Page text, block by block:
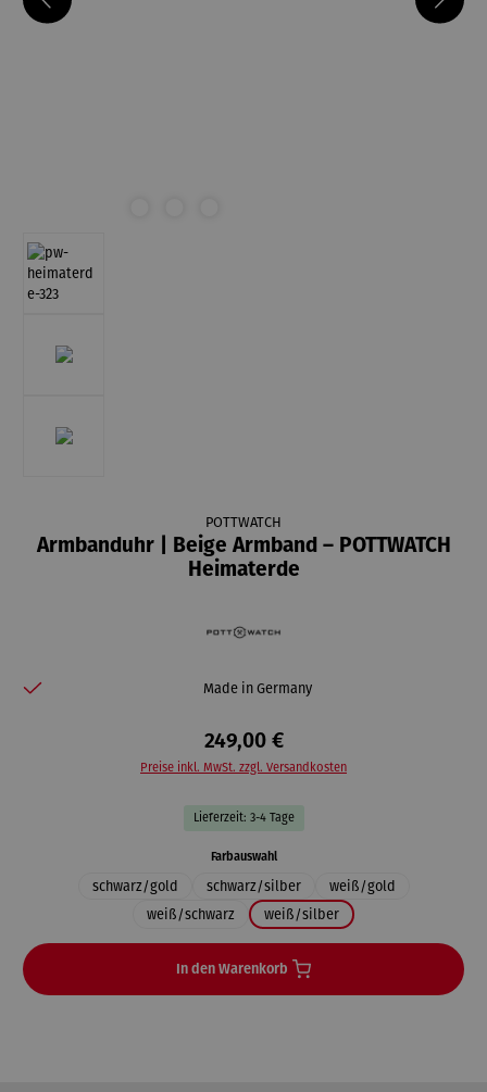
POTTWATCH
Armbanduhr | Beige Armband – POTTWATCH
Heimaterde
Made in Germany
249,00 €
Preise inkl. MwSt. zzgl. Versandkosten
Lieferzeit: 3-4 Tage
Farbauswahlauswählen
schwarz/gold schwarz/silber
weiß/gold
weiß/schwarz
weiß/silber
In den Warenkorb